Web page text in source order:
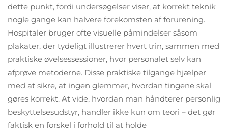
dette punkt, fordi undersøgelser viser, at korrekt teknik
nogle gange kan halvere forekomsten af forurening.
Hospitaler bruger ofte visuelle påmindelser såsom
plakater, der tydeligt illustrerer hvert trin, sammen med
praktiske øvelsessessioner, hvor personalet selv kan
afprøve metoderne. Disse praktiske tilgange hjælper
med at sikre, at ingen glemmer, hvordan tingene skal
gøres korrekt. At vide, hvordan man håndterer personlig
beskyttelsesudstyr, handler ikke kun om teori – det gør
faktisk en forskel i forhold til at holde